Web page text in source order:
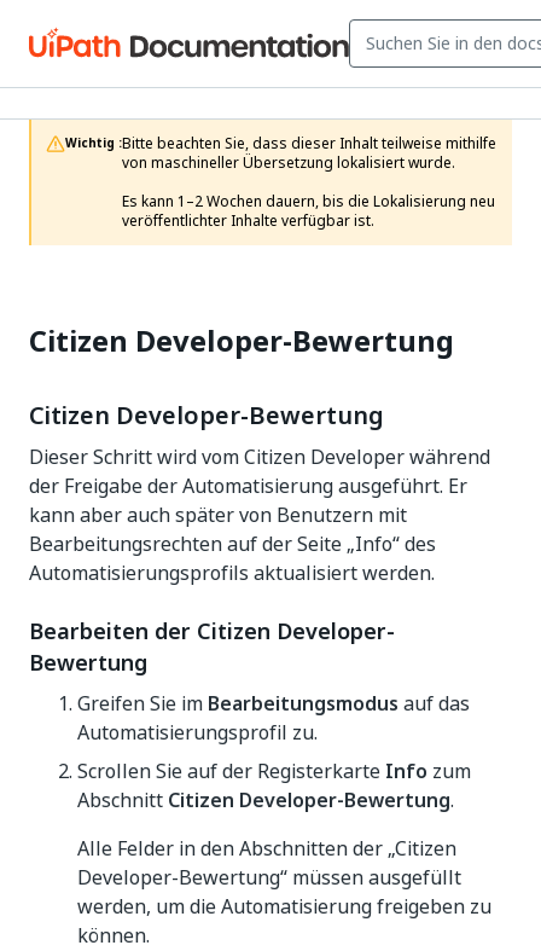
Wichtig :Bitte beachten Sie, dass dieser Inhalt teilweise mithilfe
von maschineller Übersetzung lokalisiert wurde.
Es kann 1–2 Wochen dauern, bis die Lokalisierung neu
veröffentlichter Inhalte verfügbar ist.
Citizen Developer-Bewertung
Citizen Developer-Bewertung
Dieser Schritt wird vom Citizen Developer während
der Freigabe der Automatisierung ausgeführt. Er
kann aber auch später von Benutzern mit
Bearbeitungsrechten auf der Seite „Info“ des
Automatisierungsprofils aktualisiert werden.
Bearbeiten der Citizen Developer-
Bewertung
Greifen Sie im Bearbeitungsmodus auf das
Automatisierungsprofil zu.
Scrollen Sie auf der Registerkarte Info zum
Abschnitt Citizen Developer-Bewertung.
Alle Felder in den Abschnitten der „Citizen
Developer-Bewertung“ müssen ausgefüllt
werden, um die Automatisierung freigeben zu
können.